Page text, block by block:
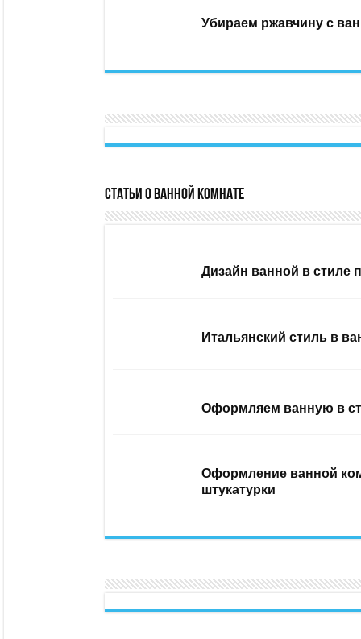
Убираем ржавчину с
Статьи о ванной комнате
Дизайн ванной в стиле
Итальянский стиль в
Оформляем ванную в
Оформление ванной
штукатурки